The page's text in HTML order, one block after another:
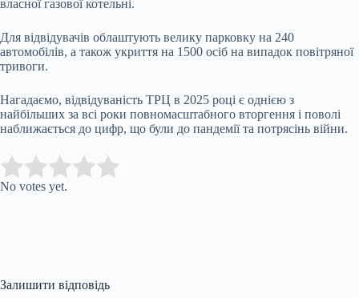
власної газової котельні.
Для відвідувачів облаштують велику парковку на 240
автомобілів, а також укриття на 1500 осіб на випадок повітряної
тривоги.
Нагадаємо, відвідуваність ТРЦ в 2025 році є однією з
найбільших за всі роки повномасштабного вторгення і поволі
наближається до цифр, що були до пандемії та потрясінь війни.
Rate this item:
No votes yet.
Залишити відповідь